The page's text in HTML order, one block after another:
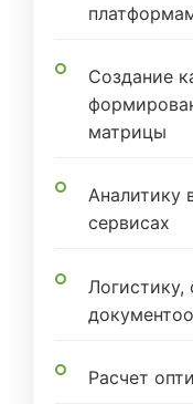
Создание
матрицы
Аналитику
сервисах
Логистику,
Расчет